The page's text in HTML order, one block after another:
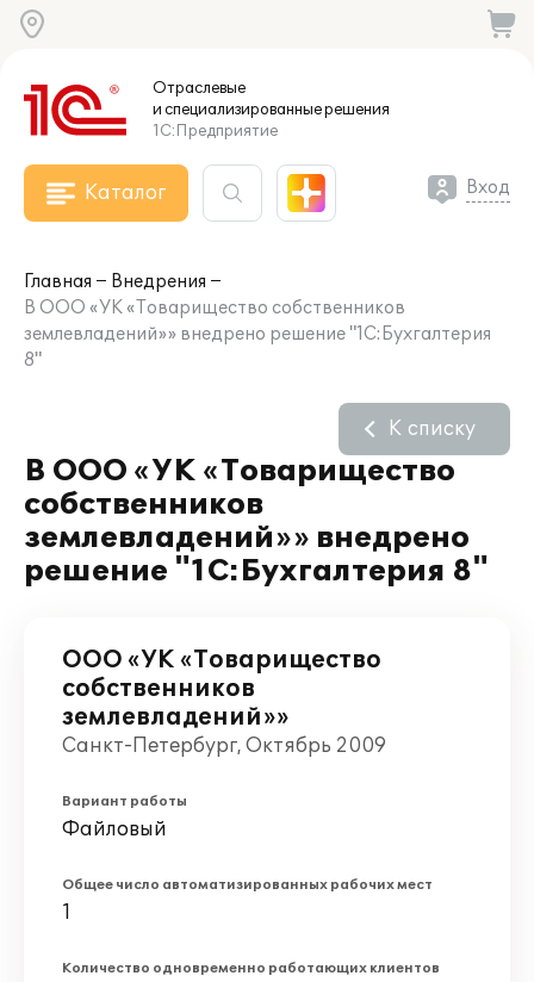
Отраслевые
и специализированныерешения
1С:Предприятие
Каталог Вход
Главная
Внедрения
В ООО «УК «Товарищество собственников
землевладений»» внедрено решение "1С:Бухгалтерия
8"
В ООО «УК «Товарищество
собственников
землевладений»» внедрено
решение "1С:Бухгалтерия 8"
К списку
ООО «УК «Товарищество
собственников
землевладений»»
Санкт-Петербург, Октябрь 2009
Вариант работы
Файловый
Общее число автоматизированных рабочих мест
1
Количество одновременно работающих клиентов